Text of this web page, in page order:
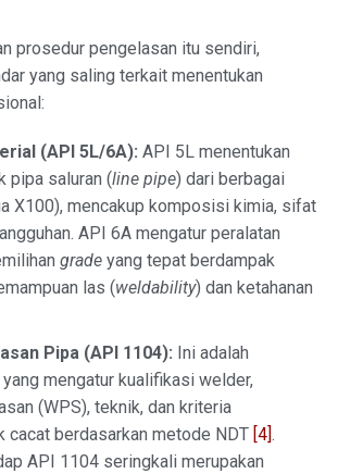
prosedur pengelasan itu sendiri,
yang saling terkait menentukan
(API 5L/6A): API 5L menentukan
pipa saluran (line pipe) dari berbagai
X100), mencakup komposisi kimia, sifat
API 6A mengatur peralatan
grade yang tepat berdampak
las (weldability) dan ketahanan
Pipa (API 1104): Ini adalah
mengatur kualifikasi welder,
(WPS), teknik, dan kriteria
cacat berdasarkan metode NDT [4].
API 1104 seringkali merupakan